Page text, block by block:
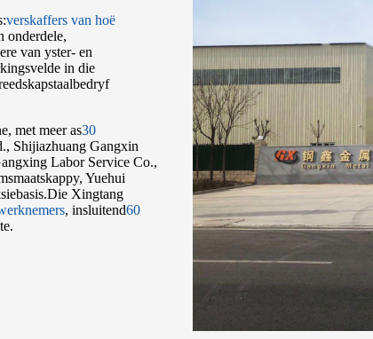
verskaffers van hoë
onderdele,
van yster- en
in die
met meer as30
Shijiazhuang Gangxin
Labor Service Co.,
Yuehui
Xingtang
, insluitend60